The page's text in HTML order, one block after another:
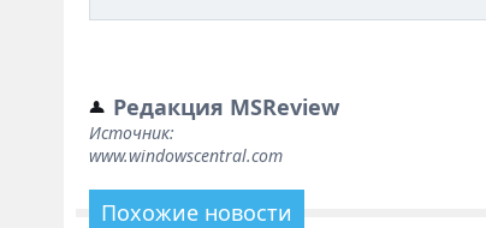
Редакция MSReview
Источник:
www.windowscentral.com
Похожие новости